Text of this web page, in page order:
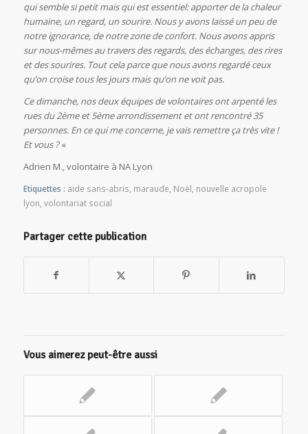
qui semble si petit mais qui est essentiel: apporter de la chaleur
humaine, un regard, un sourire. Nous y avons laissé un peu de
notre ignorance, de notre zone de confort. Nous avons appris
sur nous-mêmes au travers des regards, des échanges, des rires
et des sourires. Tout cela parce que nous avons regardé ceux
qu’on croise tous les jours mais qu’on ne voit pas.
Ce dimanche, nos deux équipes de volontaires ont arpenté les
rues du 2ème et 5ème arrondissement et ont rencontré 35
personnes. En ce qui me concerne, je vais remettre ça très vite !
Et vous ?«
Adrien M., volontaire à NA Lyon
Etiquettes : aide sans-abris, maraude, Noël, nouvelle acropole
lyon, volontariat social
Partager cette publication
Vous aimerez peut-être aussi